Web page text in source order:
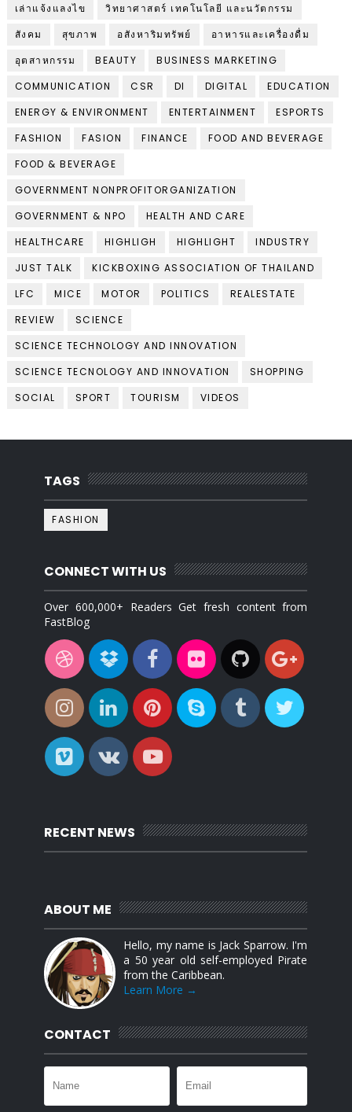
เล่าแจ้งแลงไข
วิทยาศาสตร์ เทคโนโลยี และนวัตกรรม
สังคม
สุขภาพ อสังหาริมทรัพย์
อาหารและเครื่องดื่ม
อุตสาหกรรม
BEAUTY
BUSINESS MARKETING
COMMUNICATION
CSR DI DIGITAL
EDUCATION
ENERGY & ENVIRONMENT
ENTERTAINMENT
ESPORTS
FASHION
FASION FINANCE
FOOD AND BEVERAGE
FOOD & BEVERAGE
GOVERNMENT NONPROFITORGANIZATION
GOVERNMENT & NPO
HEALTH AND CARE
HEALTHCARE
HIGHLIGH HIGHLIGHT
INDUSTRY
JUST TALK
KICKBOXING ASSOCIATION OF THAILAND
LFC
MICE MOTOR POLITICS
REALESTATE
REVIEW
SCIENCE
SCIENCE TECHNOLOGY AND INNOVATION
SCIENCE TECNOLOGY AND INNOVATION
SHOPPING
SOCIAL
SPORT TOURISM VIDEOS
TAGS
FASHION
CONNECT WITH US
Over 600,000+ Readers Get fresh content from
FastBlog
RECENT NEWS
ABOUT ME
Hello, my name is Jack Sparrow. I'm
a 50 year old self-employed Pirate
from the Caribbean.
Learn More →
CONTACT